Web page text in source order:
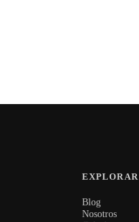
EXPLORAR
Blog
Nosotros